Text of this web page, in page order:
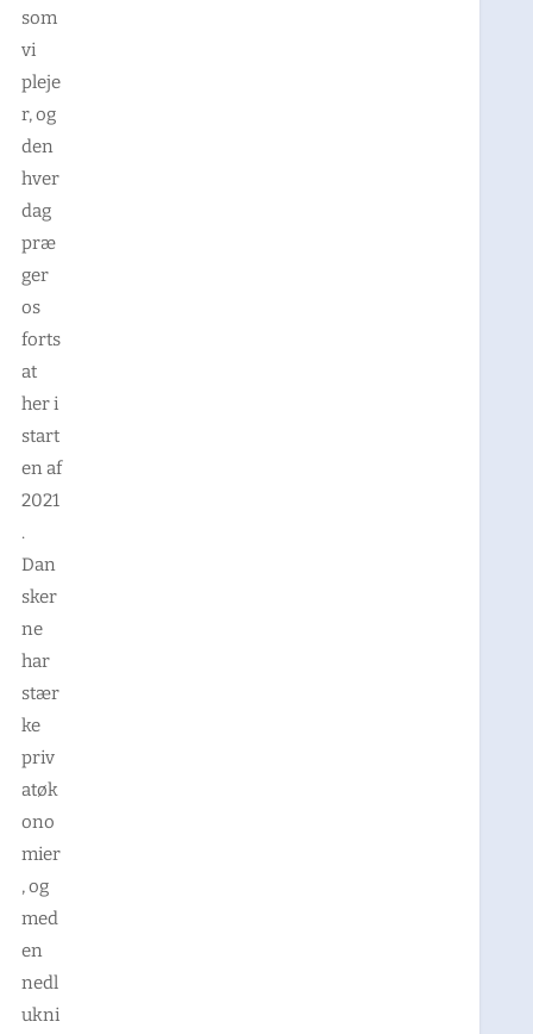
som
vi
pleje
r, og
den
hver
dag
præ
ger
os
forts
at
her i
start
en af
2021
.
Dan
sker
ne
har
stær
ke
priv
atøk
ono
mier
, og
med
en
nedl
ukni